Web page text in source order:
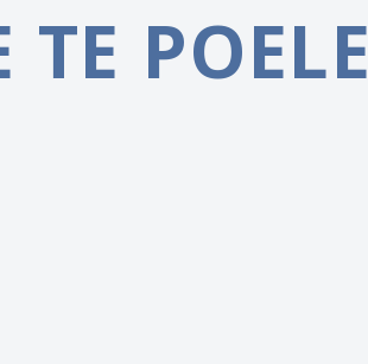
TE POELE